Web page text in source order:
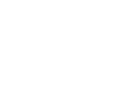
podgoričke